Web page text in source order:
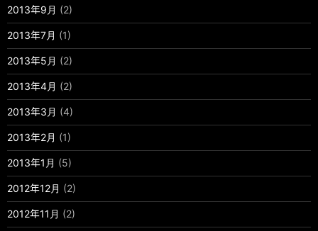
2013年9月 (2)
2013年7月 (1)
2013年5月 (2)
2013年4月 (2)
2013年3月 (4)
2013年2月 (1)
2013年1月 (5)
2012年12月 (2)
2012年11月 (2)